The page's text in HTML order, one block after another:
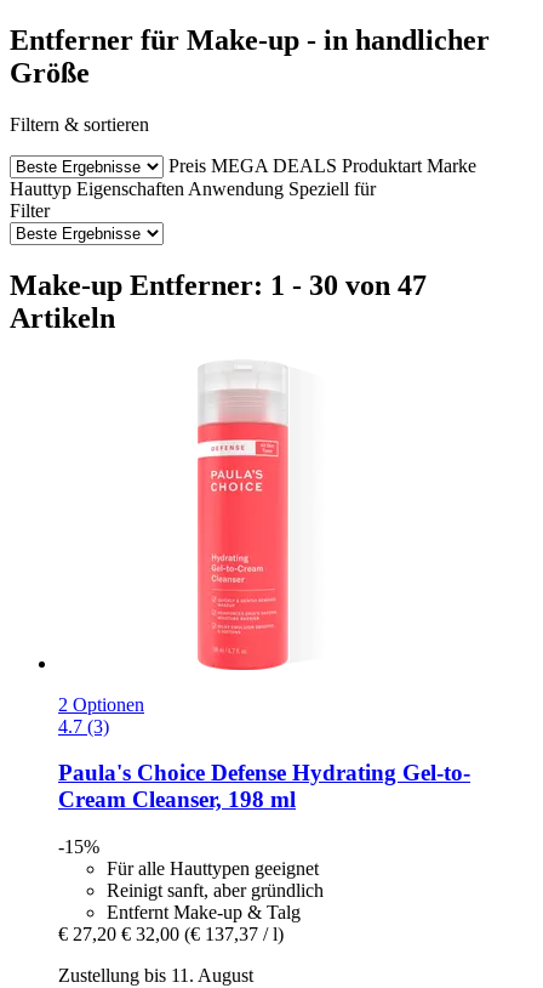
Entferner für Make-up - in handlicher
Größe
Filtern & sortieren
Preis MEGA DEALS Produktart Marke
Hauttyp Eigenschaften Anwendung Speziell für
Filter
Make-up Entferner: 1 - 30 von 47
Artikeln
2 Optionen
4.7 (3)
Paula's Choice Defense Hydrating Gel-​to-​
Cream Cleanser, 198 ml
-15%
Für alle Hauttypen geeignet
Reinigt sanft, aber gründlich
Entfernt Make-up & Talg
€ 27,20 € 32,00 (€ 137,37 / l)
Zustellung bis 11. August